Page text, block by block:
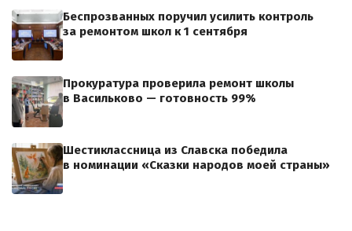
Беспрозванных поручил усилить контроль
за ремонтом школ к 1 сентября
Прокуратура проверила ремонт школы
в Васильково — готовность 99%
Шестиклассница из Славска победила
в номинации «Сказки народов моей страны»